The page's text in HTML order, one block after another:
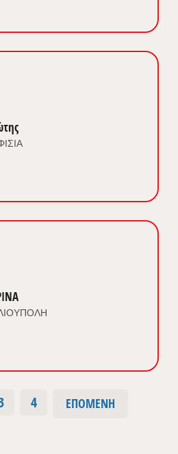
4 ΕΠΌΜΕΝΗ